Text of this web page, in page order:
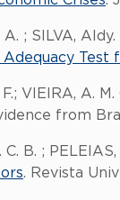
; SILVA, Aldy.
Test
VIEIRA, A. M.
from
C. B. ;
. Revista